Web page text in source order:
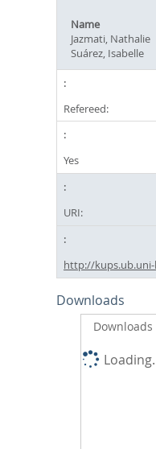
Name
Jazmati, Nathalie
Suárez, Isabelle
Refereed:
Yes
URI:
http://
Downloads